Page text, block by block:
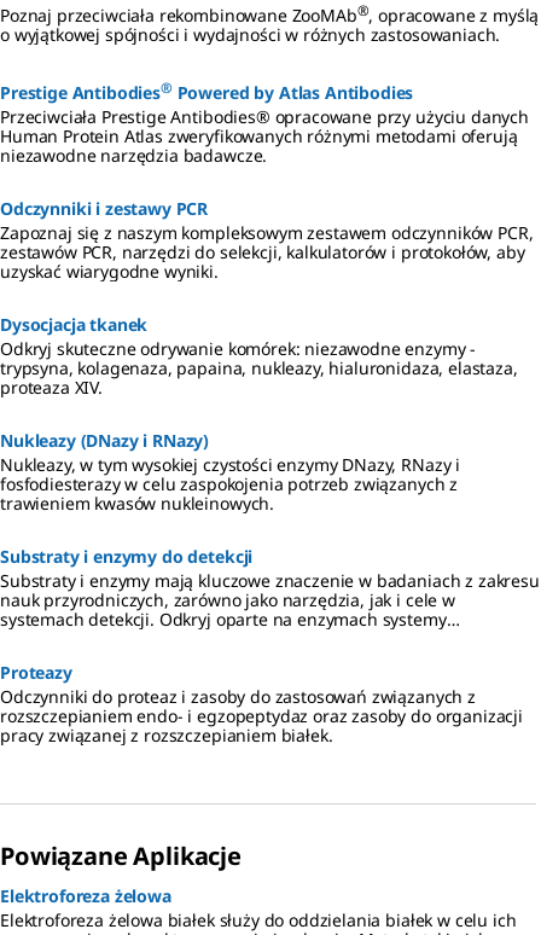
Poznaj przeciwciała rekombinowane ZooMAb®, opracowane z myślą
o wyjątkowej spójności i wydajności w różnych zastosowaniach.
Prestige Antibodies® Powered by Atlas Antibodies
Przeciwciała Prestige Antibodies® opracowane przy użyciu danych
Human Protein Atlas zweryfikowanych różnymi metodami oferują
niezawodne narzędzia badawcze.
Odczynniki i zestawy PCR
Zapoznaj się z naszym kompleksowym zestawem odczynników PCR,
zestawów PCR, narzędzi do selekcji, kalkulatorów i protokołów, aby
uzyskać wiarygodne wyniki.
Dysocjacja tkanek
Odkryj skuteczne odrywanie komórek: niezawodne enzymy -
trypsyna, kolagenaza, papaina, nukleazy, hialuronidaza, elastaza,
proteaza XIV.
Nukleazy (DNazy i RNazy)
Nukleazy, w tym wysokiej czystości enzymy DNazy, RNazy i
fosfodiesterazy w celu zaspokojenia potrzeb związanych z
trawieniem kwasów nukleinowych.
Substraty i enzymy do detekcji
Substraty i enzymy mają kluczowe znaczenie w badaniach z zakresu
nauk przyrodniczych, zarówno jako narzędzia, jak i cele w
systemach detekcji. Odkryj oparte na enzymach systemy
substratów i enzymów do wykrywania.
Proteazy
Odczynniki do proteaz i zasoby do zastosowań związanych z
rozszczepianiem endo- i egzopeptydaz oraz zasoby do organizacji
pracy związanej z rozszczepianiem białek.
Powiązane Aplikacje
Elektroforeza żelowa
Elektroforeza żelowa białek służy do oddzielania białek w celu ich